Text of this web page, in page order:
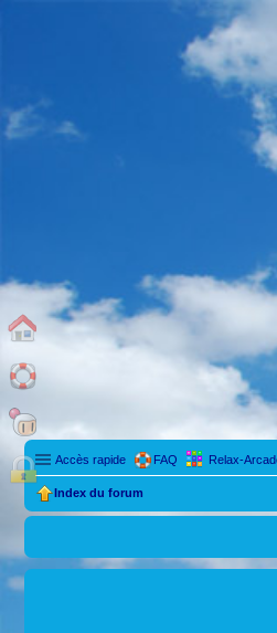
Accès rapide FAQ Relax-
Index du forum